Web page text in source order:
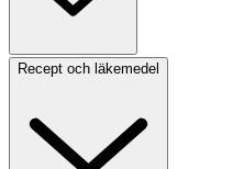
Recept och läkemedel